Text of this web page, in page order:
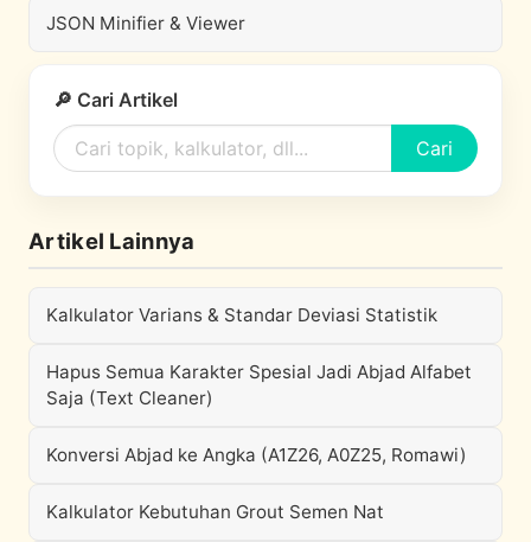
JSON Minifier & Viewer
🔎 Cari Artikel
Cari
Artikel Lainnya
Kalkulator Varians & Standar Deviasi Statistik
Hapus Semua Karakter Spesial Jadi Abjad Alfabet
Saja (Text Cleaner)
Konversi Abjad ke Angka (A1Z26, A0Z25, Romawi)
Kalkulator Kebutuhan Grout Semen Nat